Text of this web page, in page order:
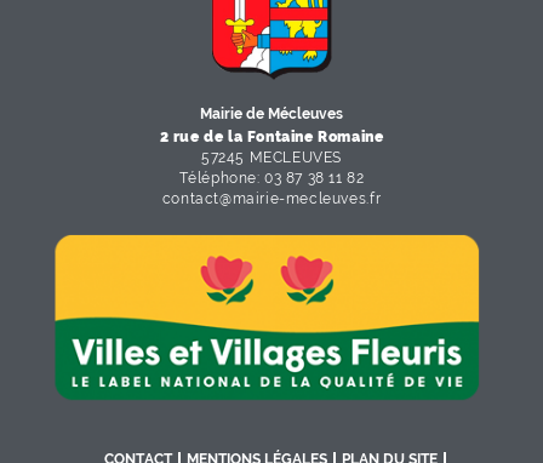
Mairie de Mécleuves
2 rue de la Fontaine Romaine
57245 MECLEUVES
Téléphone: 03 87 38 11 82
contact@mairie-mecleuves.fr
CONTACT MENTIONS LÉGALES PLAN DU SITE